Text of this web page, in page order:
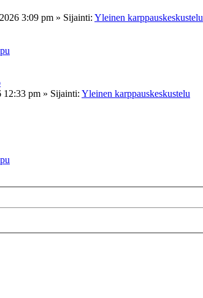
3:09 pm » Sijainti: Yleinen karppauskeskustelu
12:33 pm » Sijainti: Yleinen karppauskeskustelu